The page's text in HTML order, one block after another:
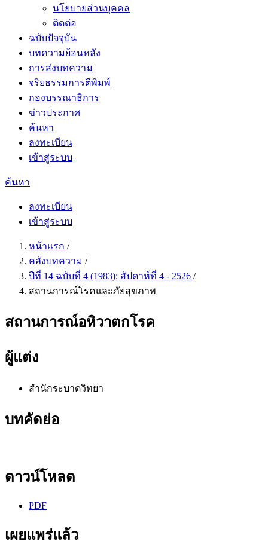
นโยบายส่วนบุคคล
ติดต่อ
ฉบับปัจจุบัน
บทความย้อนหลัง
การส่งบทความ
จริยธรรมการตีพิมพ์
กองบรรณาธิการ
ข่าวประกาศ
ค้นหา
ลงทะเบียน
เข้าสู่ระบบ
ค้นหา
ลงทะเบียน
เข้าสู่ระบบ
หน้าแรก /
คลังบทความ /
ปีที่ 14 ฉบับที่ 4 (1983): สัปดาห์ที่ 4 - 2526 /
สถานการณ์โรคและภัยสุขภาพ
สถานการณ์อหิวาตกโรค
ผู้แต่ง
สำนักระบาดวิทยา
บทคัดย่อ
ดาวน์โหลด
PDF
เผยแพร่แล้ว